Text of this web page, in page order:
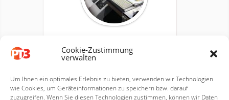
Cookie-Zustimmung
verwalten
Um Ihnen ein optimales Erlebnis zu bieten, verwenden wir Technologien
wie Cookies, um Geräteinformationen zu speichern bzw. darauf
zuzugreifen. Wenn Sie diesen Technologien zustimmen, können wir Daten
Für mehr Schneid in der
Produktion: Information,
Organisation, Planung und
Controlling in der Fertigung